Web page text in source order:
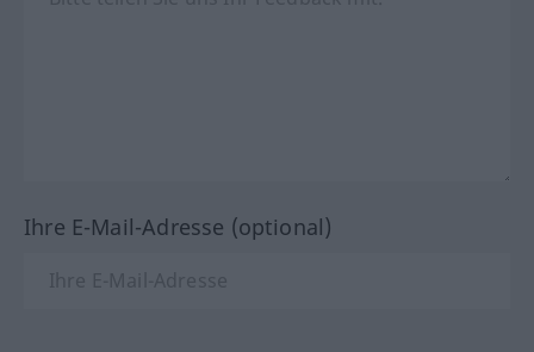
Ihre E-Mail-Adresse (optional)